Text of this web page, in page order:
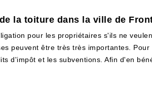
la toiture dans la ville de
pour les propriétaires s'ils ne
peuvent être très très importantes.
d'impôt et les subventions. Afin d'en